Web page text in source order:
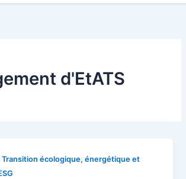
d'EtATS
Transition écologique, énergétique et